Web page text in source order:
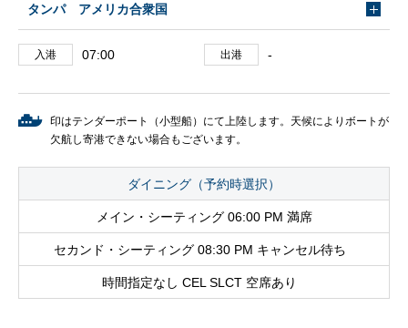
タンパ アメリカ合衆国
入港 07:00 出港 -
印はテンダーポート（小型船）にて上陸します。天候によりボートが
欠航し寄港できない場合もございます。
ダイニング（予約時選択）
メイン・シーティング 06:00 PM 満席
セカンド・シーティング 08:30 PM キャンセル待ち
時間指定なし CEL SLCT 空席あり